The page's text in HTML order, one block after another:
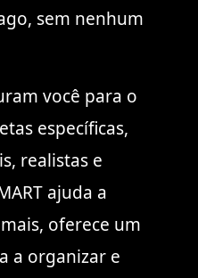
sem nenhum
você para o
específicas,
realistas e
ajuda a
oferece um
a organizar e